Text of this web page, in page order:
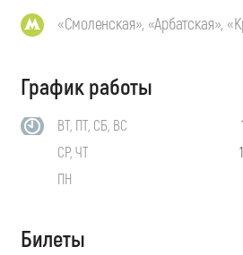
«Смоленская», «Арбатская»,
График работы
ВТ, ПТ, СБ, ВС
СР, ЧТ
ПН
Билеты